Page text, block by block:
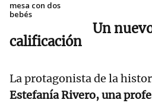
mesa con dos
bebés
Un
calificación
La protagonista de la
Estefanía Rivero, una